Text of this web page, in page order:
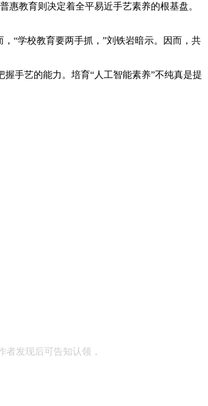
教育则决定着全平易近手艺素养的根基盘。
“学校教育要两手抓，”刘铁岩暗示。因而，共
手艺的能力。培育“人工智能素养”不纯真是提
发现后可告知认领，